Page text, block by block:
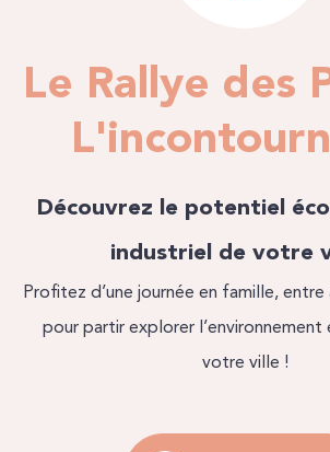
Le Rallye des
Découvrez le potentiel
industriel de votre
Profitez d’une journée en famille, entre
pour partir explorer l’environnement
votre ville !